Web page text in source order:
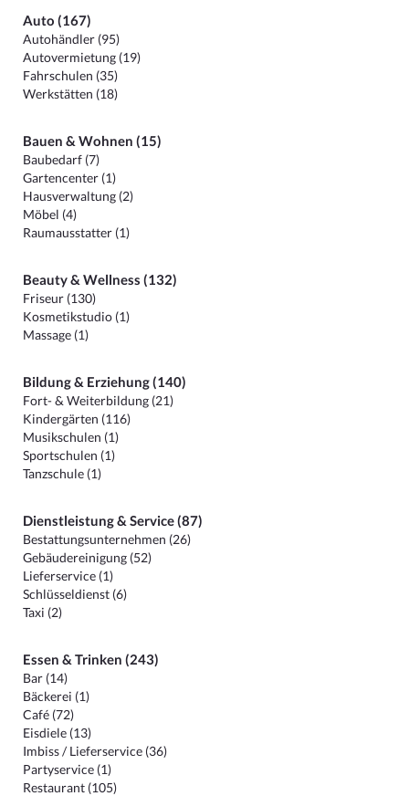
Auto (167)
Autohändler (95)
Autovermietung (19)
Fahrschulen (35)
Werkstätten (18)
Bauen & Wohnen (15)
Baubedarf (7)
Gartencenter (1)
Hausverwaltung (2)
Möbel (4)
Raumausstatter (1)
Beauty & Wellness (132)
Friseur (130)
Kosmetikstudio (1)
Massage (1)
Bildung & Erziehung (140)
Fort- & Weiterbildung (21)
Kindergärten (116)
Musikschulen (1)
Sportschulen (1)
Tanzschule (1)
Dienstleistung & Service (87)
Bestattungsunternehmen (26)
Gebäudereinigung (52)
Lieferservice (1)
Schlüsseldienst (6)
Taxi (2)
Essen & Trinken (243)
Bar (14)
Bäckerei (1)
Café (72)
Eisdiele (13)
Imbiss / Lieferservice (36)
Partyservice (1)
Restaurant (105)